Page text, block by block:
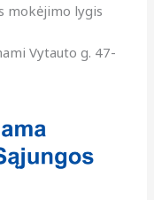
mokėjimo lygis
Vytauto g. 47-